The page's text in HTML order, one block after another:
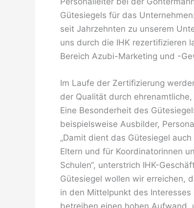
Gütesiegels für das
seit Jahrzehnten zu unserem
uns durch die IHK rezertifizieren
Bereich Azubi-Marketing und -
Im Laufe der Zertifizierung
der Qualität durch
Eine Besonderheit des
beispielsweise Ausbilder,
„Damit dient das Gütesiegel
Eltern und für Koordinatorinnen
Schulen“, unterstrich IHK-
Gütesiegel wollen wir erreichen,
in den Mittelpunkt des